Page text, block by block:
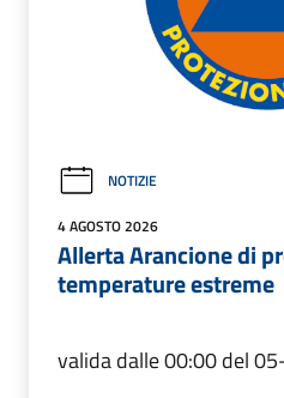
NOTIZIE
4 AGOSTO 2026
Allerta Arancione di
temperature estreme
valida dalle 00:00 del